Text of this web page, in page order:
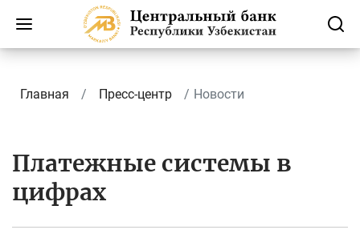
Главная Пресс-центр Новости
Платежные системы в
цифрах